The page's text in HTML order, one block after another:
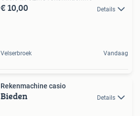
€ 10,00 Details
Velserbroek Vandaag
Rekenmachine casio
Bieden Details